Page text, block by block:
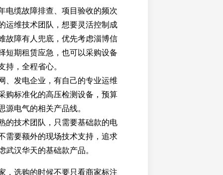
电缆故障排查、项目验收的频次
运维技术团队，想要灵活控制成
故障有人兜底，优先考虑淄博信
短期租赁应急，也可以采购设备
持，全程省心。
、发电企业，有自己的专业运维
购标准化的高压检测设备，预算
源电气的相关产品线。
的技术团队，只需要基础款的电
需要额外的现场技术支持，追求
武汉华天的基础款产品。
，选购的时候不要只看商家标注